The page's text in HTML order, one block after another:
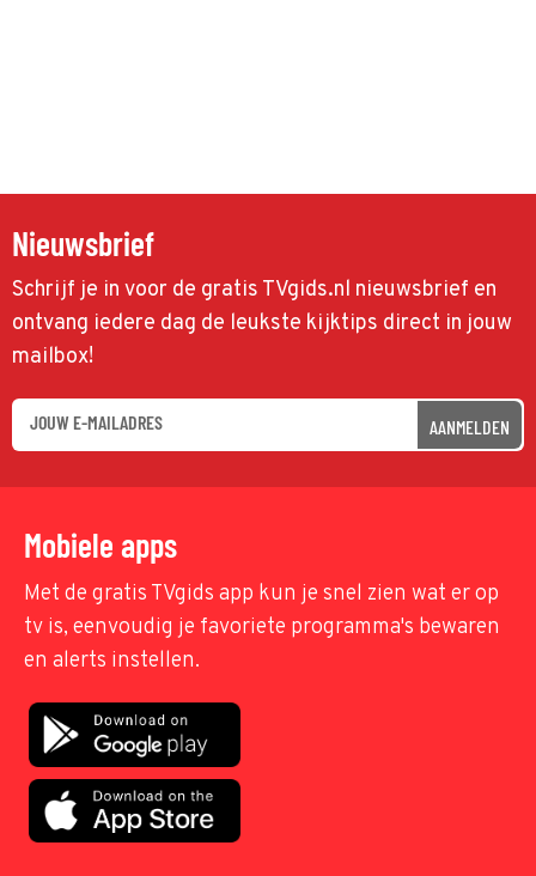
Nieuwsbrief
Schrijf je in voor de gratis TVgids.nl nieuwsbrief en
ontvang iedere dag de leukste kijktips direct in jouw
mailbox!
AANMELDEN
Mobiele apps
Met de gratis TVgids app kun je snel zien wat er op
tv is, eenvoudig je favoriete programma's bewaren
en alerts instellen.